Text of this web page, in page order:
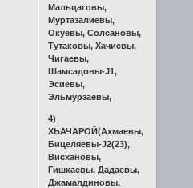
Мальцаговы,
Муртазалиевы,
Окуевы, Солсановы,
Тутаковы, Хачиевы,
Чигаевы,
Шамсадовы-J1,
Эсиевы,
Эльмурзаевы,
4)
ХЬАЧАРОЙ(Ахмаевы,
Бицеляевы-J2(23),
Висхановы,
Гишкаевы, Дадаевы,
Джамалдиновы,